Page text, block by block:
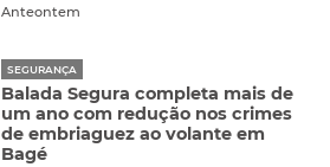
Anteontem
SEGURANÇA
Balada Segura completa mais de
um ano com redução nos crimes
de embriaguez ao volante em
Bagé